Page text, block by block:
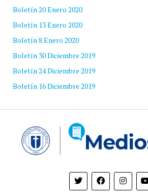
Boletín 20 Enero 2020
Boletín 13 Enero 2020
Boletín 8 Enero 2020
Boletín 30 Diciembre 2019
Boletín 24 Diciembre 2019
Boletín 16 Diciembre 2019